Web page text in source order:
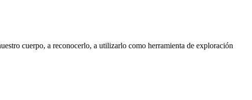
cuerpo, a reconocerlo, a utilizarlo como herramienta de exploración